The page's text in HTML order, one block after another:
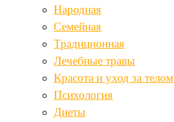
Народная
Семейная
Традиционная
Лечебные травы
Красота и уход за телом
Психология
Диеты